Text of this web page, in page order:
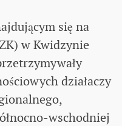
się na
w Kwidzynie
działaczy
wschodniej